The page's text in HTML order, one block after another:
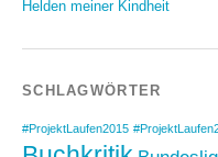
Helden meiner Kindheit
SCHLAGWÖRTER
#ProjektLaufen2015